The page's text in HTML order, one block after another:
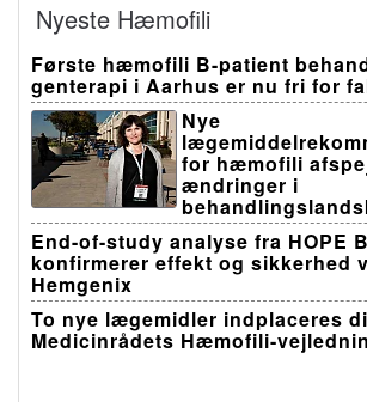
Nyeste Hæmofili
Første hæmofili B-patient
genterapi i Aarhus er nu fri for
Nye
for hæmofili
ændringer i
End-of-study analyse fra HOPE B
konfirmerer effekt og sikkerhed
Hemgenix
To nye lægemidler indplaceres
Medicinrådets Hæmofili-